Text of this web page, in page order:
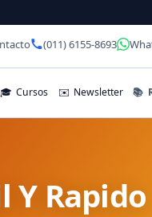
(011) 6155-8693
🎓 Cursos ✉️ Newsletter 📚
Y Rapido